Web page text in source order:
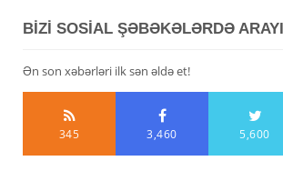
BİZİ SOSİAL ŞƏBƏKƏLƏRDƏ
Ən son xəbərləri ilk sən əldə et!
345 3,460 5,600